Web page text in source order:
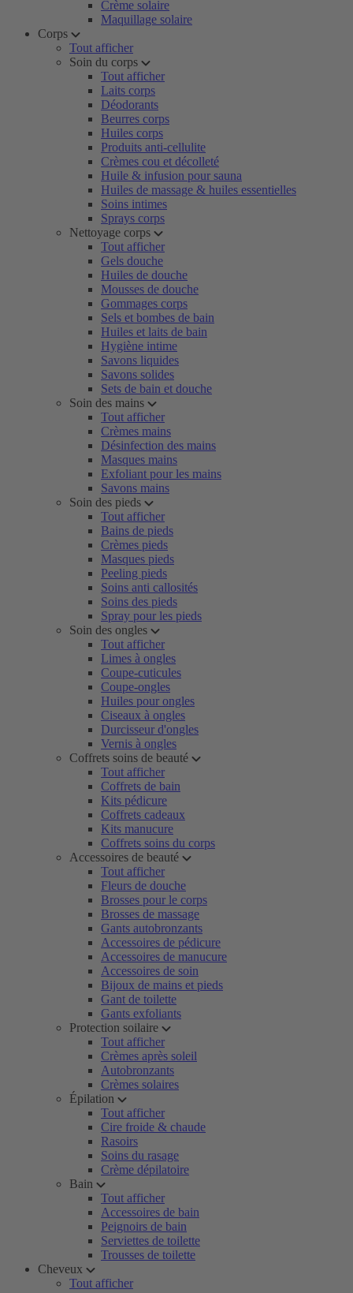
Crème solaire
Maquillage solaire
Corps
Tout afficher
Soin du corps
Tout afficher
Laits corps
Déodorants
Beurres corps
Huiles corps
Produits anti-cellulite
Crèmes cou et décolleté
Huile & infusion pour sauna
Huiles de massage & huiles essentielles
Soins intimes
Sprays corps
Nettoyage corps
Tout afficher
Gels douche
Huiles de douche
Mousses de douche
Gommages corps
Sels et bombes de bain
Huiles et laits de bain
Hygiène intime
Savons liquides
Savons solides
Sets de bain et douche
Soin des mains
Tout afficher
Crèmes mains
Désinfection des mains
Masques mains
Exfoliant pour les mains
Savons mains
Soin des pieds
Tout afficher
Bains de pieds
Crèmes pieds
Masques pieds
Peeling pieds
Soins anti callosités
Soins des pieds
Spray pour les pieds
Soin des ongles
Tout afficher
Limes à ongles
Coupe-cuticules
Coupe-ongles
Huiles pour ongles
Ciseaux à ongles
Durcisseur d'ongles
Vernis à ongles
Coffrets soins de beauté
Tout afficher
Coffrets de bain
Kits pédicure
Coffrets cadeaux
Kits manucure
Coffrets soins du corps
Accessoires de beauté
Tout afficher
Fleurs de douche
Brosses pour le corps
Brosses de massage
Gants autobronzants
Accessoires de pédicure
Accessoires de manucure
Accessoires de soin
Bijoux de mains et pieds
Gant de toilette
Gants exfoliants
Protection soilaire
Tout afficher
Crèmes après soleil
Autobronzants
Crèmes solaires
Épilation
Tout afficher
Cire froide & chaude
Rasoirs
Soins du rasage
Crème dépilatoire
Bain
Tout afficher
Accessoires de bain
Peignoirs de bain
Serviettes de toilette
Trousses de toilette
Cheveux
Tout afficher